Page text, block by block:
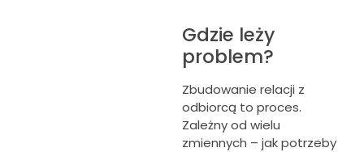
Gdzie leży
problem?
Zbudowanie relacji z
odbiorcą to proces.
Zależny od wielu
zmiennych – jak potrzeby